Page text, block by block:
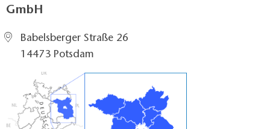
GmbH
Babelsberger Straße 26
14473 Potsdam